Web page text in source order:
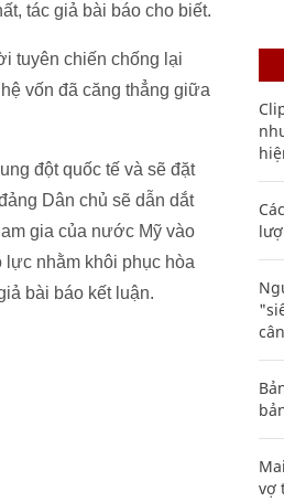
tác giả bài báo cho biết.
tuyên chiến chống lại
vốn đã căng thẳng giữa
đột quốc tế và sẽ đặt
Dân chủ sẽ dẫn dắt
gia của nước Mỹ vào
lực nhằm khôi phục hòa
bài báo kết luận.
vợ